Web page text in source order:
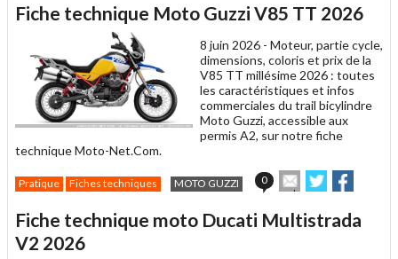
à
un
ami
Fiche technique Moto Guzzi V85 TT 2026
8 juin 2026 - Moteur, partie cycle,
dimensions, coloris et prix de la
V85 TT millésime 2026 : toutes
les caractéristiques et infos
commerciales du trail bicylindre
Moto Guzzi, accessible aux
permis A2, sur notre fiche
technique Moto-Net.Com.
Pratique Fiches techniques MOTO GUZZI 0
Envoyer
cet
à
Partager
sur sur
Fiche technique moto Ducati Multistrada
V2 2026